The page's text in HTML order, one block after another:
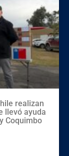
realizan
llevó ayuda
Coquimbo